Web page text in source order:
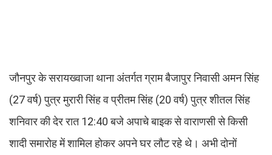
जौनपुर के सरायख्वाजा थाना अंतर्गत ग्राम बैजापुर निवासी अमन सिंह
(27 वर्ष) पुत्र मुरारी सिंह व प्रीतम सिंह (20 वर्ष) पुत्र शीतल सिंह
शनिवार की देर रात 12:40 बजे अपाचे बाइक से वाराणसी से किसी
शादी समारोह में शामिल होकर अपने घर लौट रहे थे। अभी दोनों